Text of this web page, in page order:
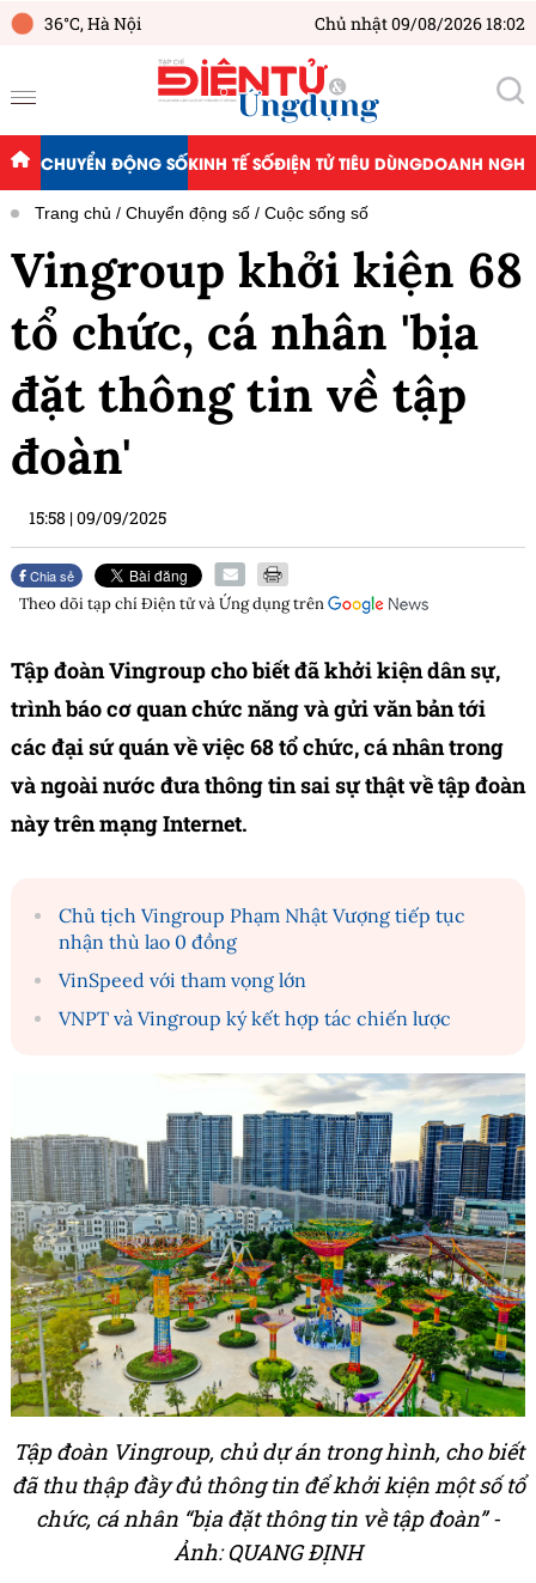
36°C,Hà Nội Chủ nhật 09/08/2026 18:02
CHUYỂN ĐỘNG SỐKINH TẾ SỐĐIỆN TỬ TIÊU DÙNGDOANH
Trang chủ Chuyển động số Cuộc sống số
Vingroup khởi kiện 68
tổ chức, cá nhân 'bịa
đặt thông tin về tập
đoàn'
15:58 |09/09/2025
Chia sẻ
Theo dõi tạp chíĐiện tử và Ứng dụngtrên
Tập đoàn Vingroup cho biết đã khởi kiện dân sự,
trình báo cơ quan chức năng và gửi văn bản tới
các đại sứ quán về việc 68 tổ chức, cá nhân trong
và ngoài nước đưa thông tin sai sự thật về tập đoàn
này trên mạng Internet.
Chủ tịch Vingroup Phạm Nhật Vượng tiếp tục
nhận thù lao 0 đồng
VinSpeed với tham vọng lớn
VNPT và Vingroup ký kết hợp tác chiến lược
Tập đoàn Vingroup, chủ dự án trong hình, cho biết
đã thu thập đầy đủ thông tin để khởi kiện một số tổ
chức, cá nhân “bịa đặt thông tin về tập đoàn” -
Ảnh: QUANG ĐỊNH